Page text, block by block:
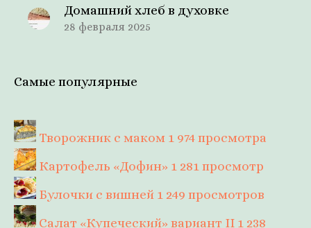
Домашний хлеб в духовке
28 февраля 2025
Самые популярные
Творожник с маком 1 974 просмотра
Картофель «Дофин» 1 281 просмотр
Булочки с вишней 1 249 просмотров
Салат «Купеческий» вариант II 1 238